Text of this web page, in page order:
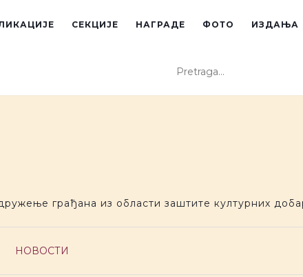
СЕКЦИЈЕ НАГРАДЕ ФОТО ИЗДАЊА
Pretraga sajta
грађана из области заштите културних
НОВОСТИ